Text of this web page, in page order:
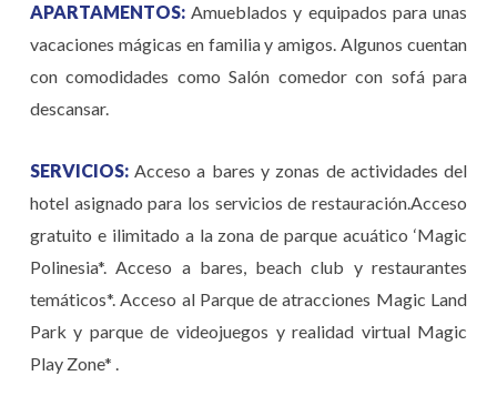
APARTAMENTOS:Amueblados y equipados para unas
vacaciones mágicas en familia y amigos. Algunos cuentan
con comodidades como Salón comedor con sofá para
descansar.
SERVICIOS:Acceso a bares y zonas de actividades del
hotel asignado para los servicios de restauración.Acceso
gratuito e ilimitado a la zona de parque acuático ‘Magic
Polinesia*. Acceso a bares, beach club y restaurantes
temáticos*. Acceso al Parque de atracciones Magic Land
Park y parque de videojuegos y realidad virtual Magic
Play Zone* .